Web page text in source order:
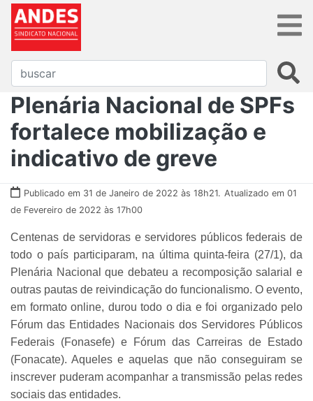
Plenária Nacional de SPFs
fortalece mobilização e
indicativo de greve
Publicado em 31 de Janeiro de 2022 às 18h21. Atualizado em 01
de Fevereiro de 2022 às 17h00
Centenas de servidoras e servidores públicos federais de
todo o país participaram, na última quinta-feira (27/1), da
Plenária Nacional que debateu a recomposição salarial e
outras pautas de reivindicação do funcionalismo. O evento,
em formato online, durou todo o dia e foi organizado pelo
Fórum das Entidades Nacionais dos Servidores Públicos
Federais (Fonasefe) e Fórum das Carreiras de Estado
(Fonacate). Aqueles e aquelas que não conseguiram se
inscrever puderam acompanhar a transmissão pelas redes
sociais das entidades.